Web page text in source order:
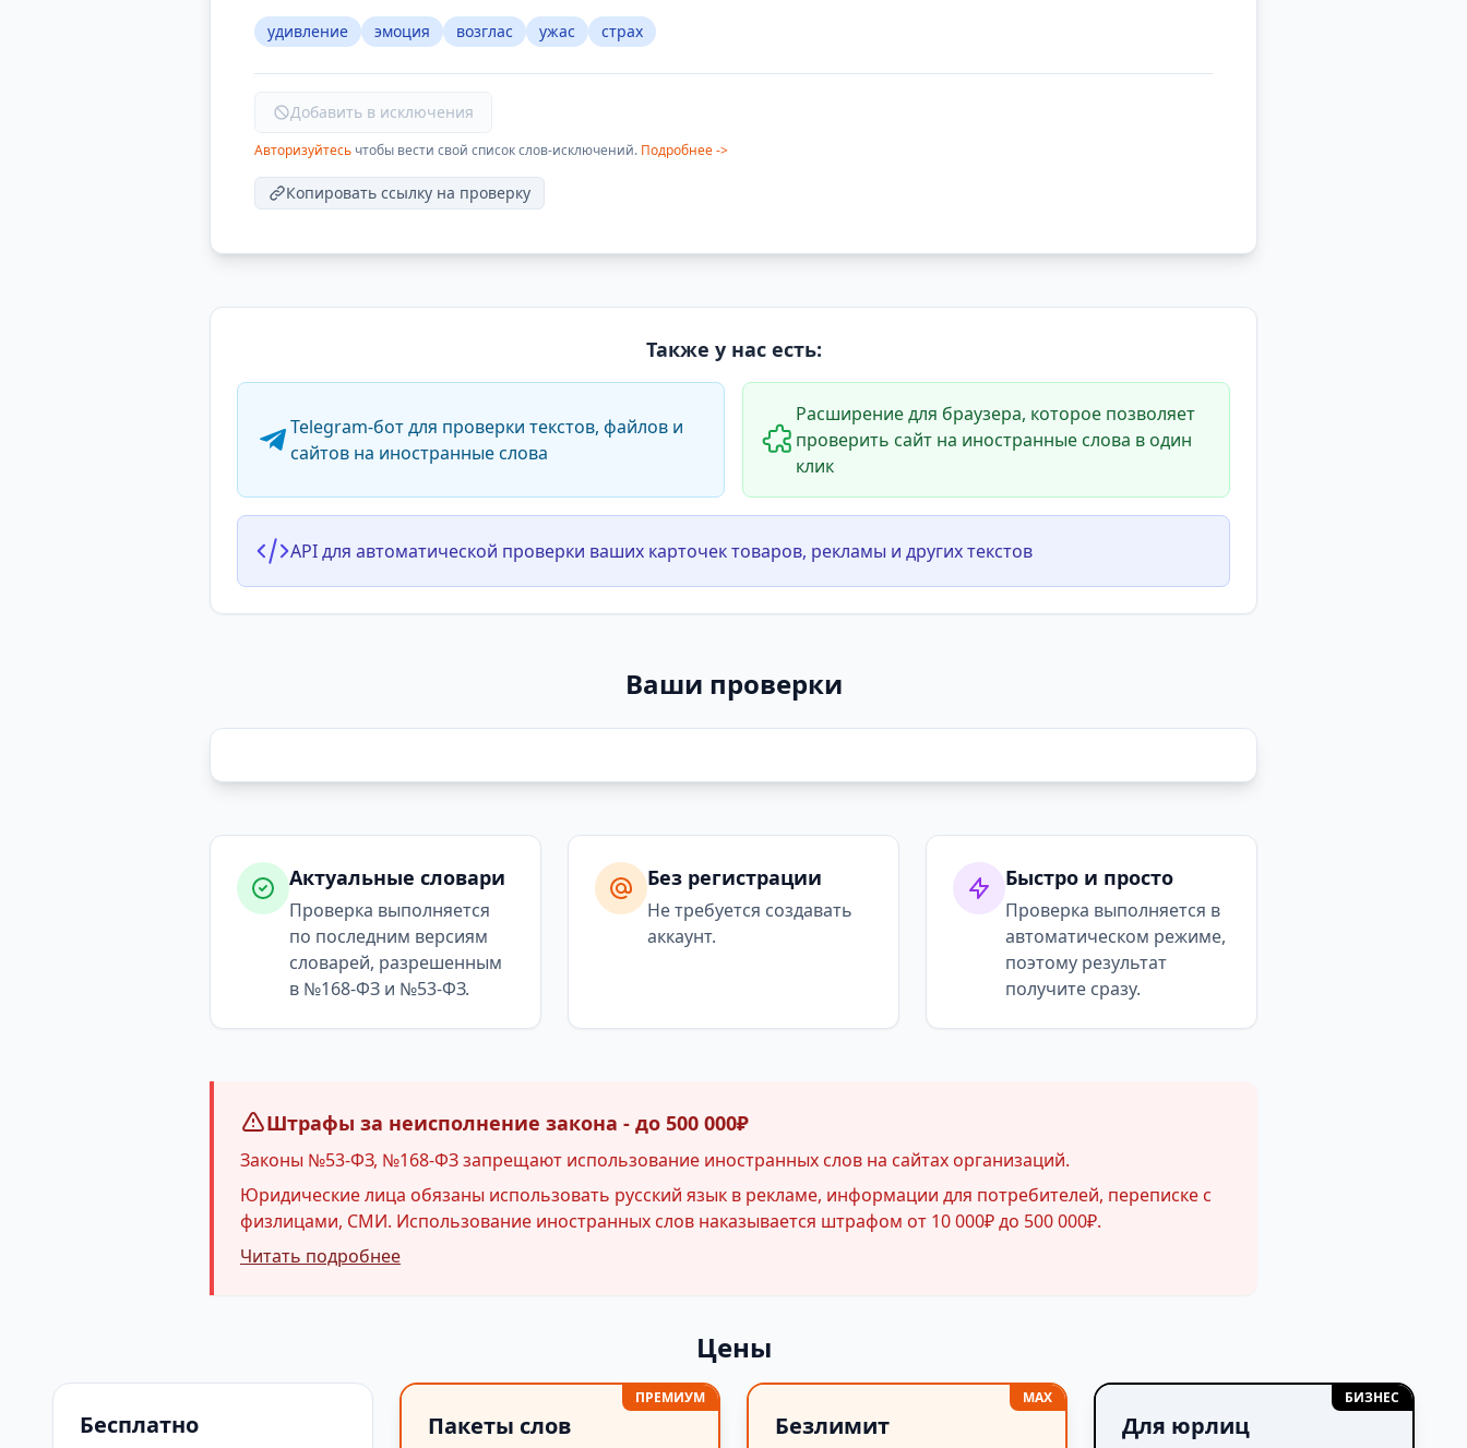
удивление эмоция возглас ужас страх
Добавить в исключения
Авторизуйтесь чтобы вести свой список слов-исключений. Подробнее ->
Копировать ссылку на проверку
Также у нас есть:
Telegram-бот для проверки текстов, файлов и
сайтов на иностранные слова
Расширение для браузера, которое позволяет
проверить сайт на иностранные слова в один
клик
API для автоматической проверки ваших карточек товаров, рекламы и других текстов
Ваши проверки
Актуальные словари
Проверка выполняется
по последним версиям
словарей, разрешенным
в №168-ФЗ и №53-ФЗ.
Без регистрации
Не требуется создавать
аккаунт.
Быстро и просто
Проверка выполняется в
автоматическом режиме,
поэтому результат
получите сразу.
Штрафы за неисполнение закона - до 500 000₽
Законы №53-ФЗ, №168-ФЗ запрещают использование иностранных слов на сайтах организаций.
Юридические лица обязаны использовать русский язык в рекламе, информации для потребителей, переписке с
физлицами, СМИ. Использование иностранных слов наказывается штрафом от 10 000₽ до 500 000₽.
Читать подробнее
Цены
Бесплатно
ПРЕМИУМ
Пакеты слов
MAX
Безлимит
БИЗНЕС
Для юрлиц